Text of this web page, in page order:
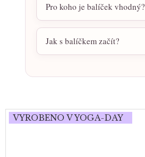
Pro koho je balíček vhodný?
Jak s balíčkem začít?
VYROBENO V YOGA-DAY